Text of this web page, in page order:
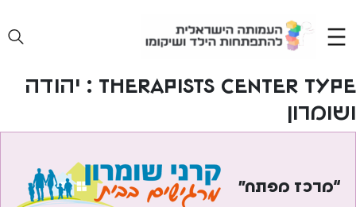
content
Therapists Center Type :
יהודה
ושומרון
“מרכז מפתח”